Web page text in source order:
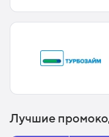
Лучшие